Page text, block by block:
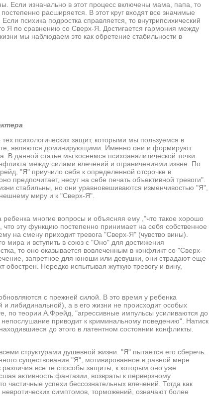
изначально в этот процесс включены мама, папа, то
расширяется. В этот круг входят все значимые
психика подростка справляется, то внутрипсихический
Я по сравнению со Сверх-Я. Достигается гармония между
мы наблюдаем это как обретение стабильности в
психологических защит, которыми мы пользуемся в
являются доминирующими. Именно они и формируют
В данной статье мы коснемся психоаналитической точки
между силами влечений и ограничениями извне. По
"Я" приучило себя к определенной отсрочке в
предпочитает, несут на себе печать объективной тревоги".
стабильны, но они уравновешиваются изменчивостью "Я",
миру и к "Сверх-Я".
многие вопросы и объясняя ему ,"что такое хорошо
эту функцию постепенно принимает на себя собственное
на смену приходит тревога "Сверх-Я" (чувство вины).
мира и вступить в союз с "Оно" для достижения
то оно оказывается вовлеченным в конфликт со "Сверх-
запретное для юноши или девушки, они страдают еще
обострен. Нередко испытывая жуткую тревогу и вину,
с прежней силой. В это время у ребенка
и либидинальной), а в его жизни не происходит особых
по теории А.Фрейд, "агрессивные импульсы усиливаются до
приводит к криминальному поведению". Натиск
до этого в латентном состоянии конфликты.
структурами душевной жизни. "Я" пытается его сберечь.
существования "Я", мотивированное в равной мере
различия все те способы защиты, к которым оно уже
активность фантазии, возвраты к перверзному
частичные успехи бессознательных влечений. Тогда как
симптомов, торможений, означают более